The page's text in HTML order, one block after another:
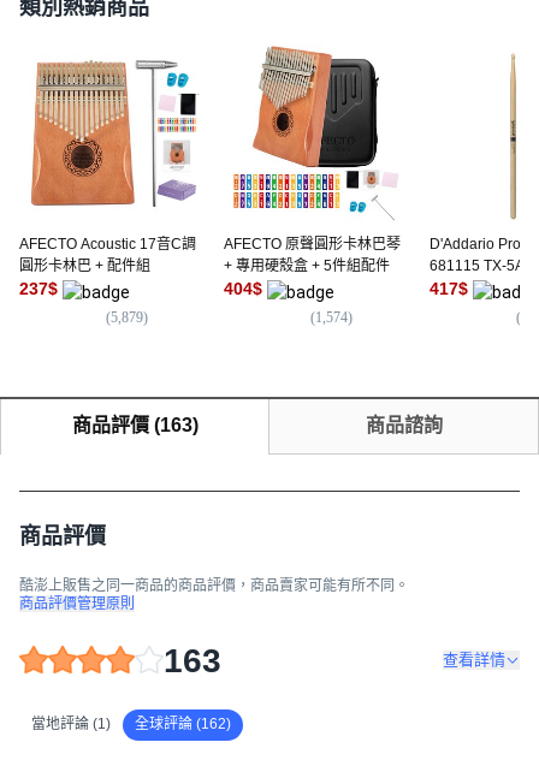
類別熱銷商品
AFECTO Acoustic 17音C調
圓形卡林巴 + 配件組
237$
(5,879)
AFECTO 原聲圓形卡林巴琴
+ 專用硬殼盒 + 5件組配件
404$
(1,574)
D'Addario Pro-
681115 TX-
417$
(
商品評價(163) 商品諮詢
商品評價
酷澎上販售之同一商品的商品評價，商品賣家可能有所不同。
商品評價管理原則
163 查看詳情
當地評論 (1) 全球評論 (162)